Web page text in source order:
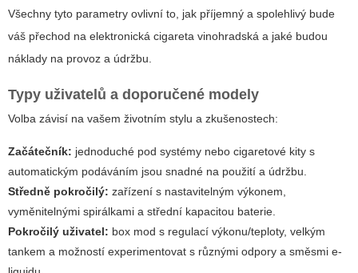
Všechny tyto parametry ovlivní to, jak příjemný a spolehlivý bude
váš přechod na elektronická cigareta vinohradská a jaké budou
náklady na provoz a údržbu.
Typy uživatelů a doporučené modely
Volba závisí na vašem životním stylu a zkušenostech:
Začátečník: jednoduché pod systémy nebo cigaretové kity s
automatickým podáváním jsou snadné na použití a údržbu.
Středně pokročilý: zařízení s nastavitelným výkonem,
vyměnitelnými spirálkami a střední kapacitou baterie.
Pokročilý uživatel: box mod s regulací výkonu/teploty, velkým
tankem a možností experimentovat s různými odpory a směsmi e-